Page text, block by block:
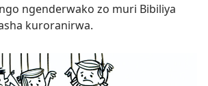
ngenderwako zo muri Bibiliya
kuroranirwa.